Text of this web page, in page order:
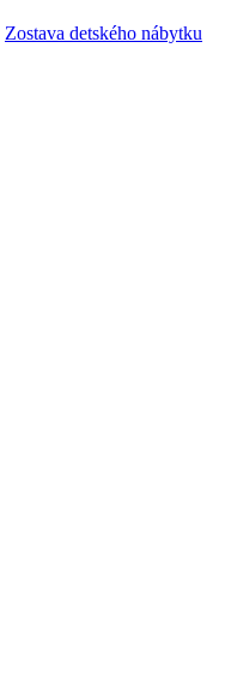
Zostava detského nábytku